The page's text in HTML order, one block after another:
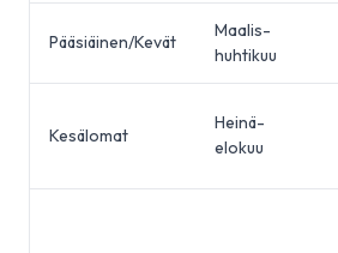
Pääsiäinen/Kevät
Maalis-
huhtikuu
Kesälomat
Heinä-
elokuu